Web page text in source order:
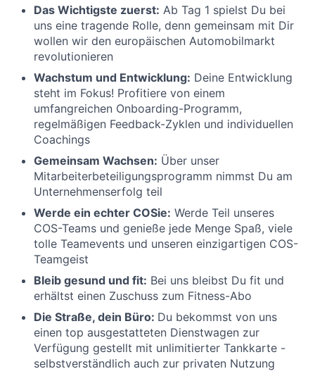
Das Wichtigste zuerst: Ab Tag 1 spielst Du bei
uns eine tragende Rolle, denn gemeinsam mit Dir
wollen wir den europäischen Automobilmarkt
revolutionieren
Wachstum und Entwicklung: Deine Entwicklung
steht im Fokus! Profitiere von einem
umfangreichen Onboarding-Programm,
regelmäßigen Feedback-Zyklen und individuellen
Coachings
Gemeinsam Wachsen: Über unser
Mitarbeiterbeteiligungsprogramm nimmst Du am
Unternehmenserfolg teil
Werde ein echter COSie: Werde Teil unseres
COS-Teams und genieße jede Menge Spaß, viele
tolle Teamevents und unseren einzigartigen COS-
Teamgeist
Bleib gesund und fit: Bei uns bleibst Du fit und
erhältst einen Zuschuss zum Fitness-Abo
Die Straße, dein Büro: Du bekommst von uns
einen top ausgestatteten Dienstwagen zur
Verfügung gestellt mit unlimitierter Tankkarte -
selbstverständlich auch zur privaten Nutzung